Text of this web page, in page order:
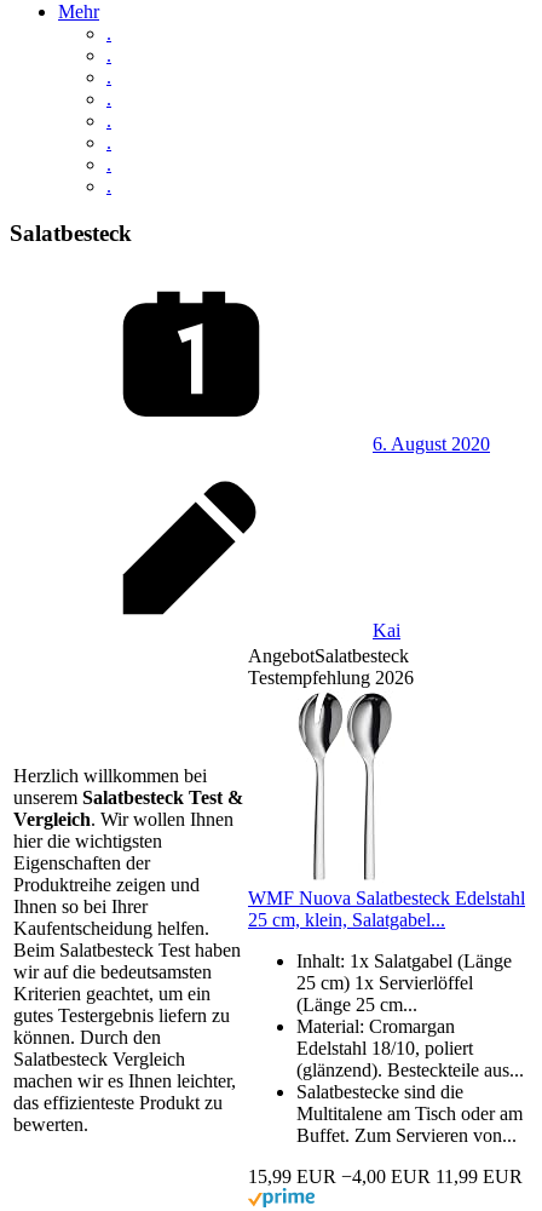
Mehr
.
.
.
.
.
.
.
.
Salatbesteck
6. August 2020
Kai
Herzlich willkommen bei
unserem Salatbesteck Test &
Vergleich. Wir wollen Ihnen
hier die wichtigsten
Eigenschaften der
Produktreihe zeigen und
Ihnen so bei Ihrer
Kaufentscheidung helfen.
Beim Salatbesteck Test haben
wir auf die bedeutsamsten
Kriterien geachtet, um ein
gutes Testergebnis liefern zu
können. Durch den
Salatbesteck Vergleich
machen wir es Ihnen leichter,
das effizienteste Produkt zu
bewerten.
AngebotSalatbesteck
Testempfehlung 2026
WMF Nuova Salatbesteck Edelstahl
25 cm, klein, Salatgabel...
Inhalt: 1x Salatgabel (Länge
25 cm) 1x Servierlöffel
(Länge 25 cm...
Material: Cromargan
Edelstahl 18/10, poliert
(glänzend). Besteckteile aus...
Salatbestecke sind die
Multitalene am Tisch oder am
Buffet. Zum Servieren von...
15,99 EUR −4,00 EUR 11,99 EUR